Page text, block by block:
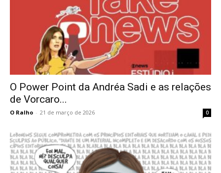
O Power Point da Andréa Sadi e as relações
de Vorcaro...
O Ralho - 21 de março de 2026 0